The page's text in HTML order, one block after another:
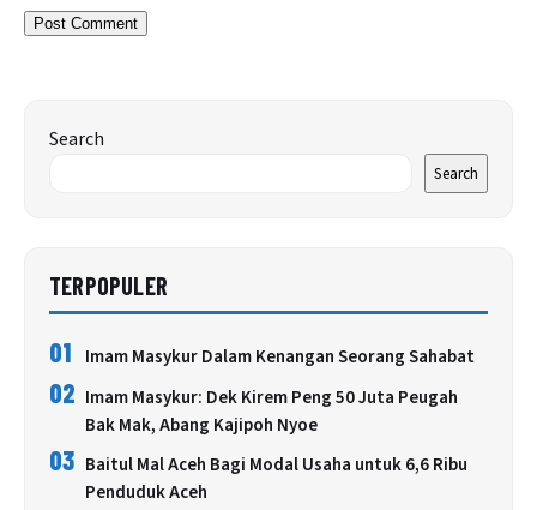
Search
Search
TERPOPULER
01 Imam Masykur Dalam Kenangan Seorang Sahabat
02 Imam Masykur: Dek Kirem Peng 50 Juta Peugah
Bak Mak, Abang Kajipoh Nyoe
03 Baitul Mal Aceh Bagi Modal Usaha untuk 6,6 Ribu
Penduduk Aceh